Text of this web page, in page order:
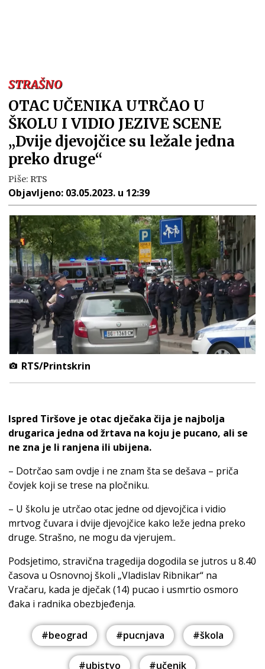
STRAŠNO
OTAC UČENIKA UTRČAO U
ŠKOLU I VIDIO JEZIVE SCENE
„Dvije djevojčice su ležale jedna
preko druge“
Piše: RTS
Objavljeno: 03.05.2023. u 12:39
RTS/Printskrin
Ispred Tiršove je otac dječaka čija je najbolja
drugarica jedna od žrtava na koju je pucano, ali se
ne zna je li ranjena ili ubijena.
– Dotrčao sam ovdje i ne znam šta se dešava – priča
čovjek koji se trese na pločniku.
– U školu je utrčao otac jedne od djevojčica i vidio
mrtvog čuvara i dvije djevojčice kako leže jedna preko
druge. Strašno, ne mogu da vjerujem..
Podsjetimo, stravična tragedija dogodila se jutros u 8.40
časova u Osnovnoj školi „Vladislav Ribnikar“ na
Vračaru, kada je dječak (14) pucao i usmrtio osmoro
đaka i radnika obezbjeđenja.
#beograd #pucnjava #škola
#ubistvo #učenik